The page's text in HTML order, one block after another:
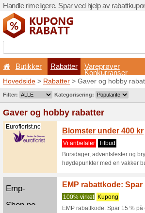
Handle
Butikker
Hovedside>